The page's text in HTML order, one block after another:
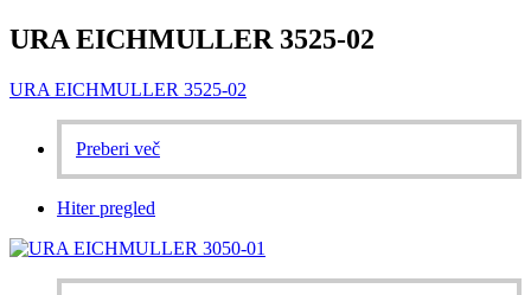
URA EICHMULLER 3525-02
URA EICHMULLER 3525-02
Preberi več
Hiter pregled